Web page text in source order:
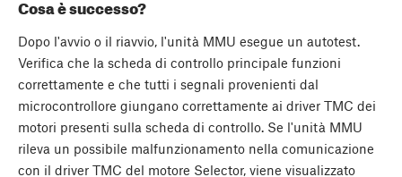
Cosa è successo?
Dopo l'avvio o il riavvio, l'unità MMU esegue un autotest.
Verifica che la scheda di controllo principale funzioni
correttamente e che tutti i segnali provenienti dal
microcontrollore giungano correttamente ai driver TMC dei
motori presenti sulla scheda di controllo. Se l'unità MMU
rileva un possibile malfunzionamento nella comunicazione
con il driver TMC del motore Selector, viene visualizzato